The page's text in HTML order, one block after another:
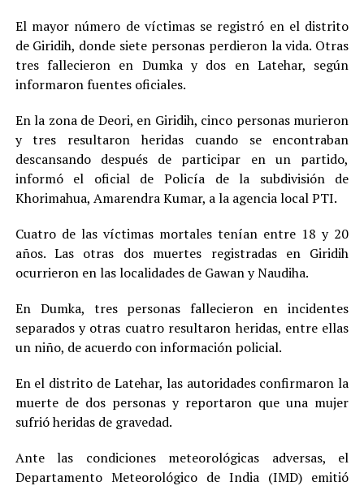
El mayor número de víctimas se registró en el distrito
de Giridih, donde siete personas perdieron la vida. Otras
tres fallecieron en Dumka y dos en Latehar, según
informaron fuentes oficiales.
En la zona de Deori, en Giridih, cinco personas murieron
y tres resultaron heridas cuando se encontraban
descansando después de participar en un partido,
informó el oficial de Policía de la subdivisión de
Khorimahua, Amarendra Kumar, a la agencia local PTI.
Cuatro de las víctimas mortales tenían entre 18 y 20
años. Las otras dos muertes registradas en Giridih
ocurrieron en las localidades de Gawan y Naudiha.
En Dumka, tres personas fallecieron en incidentes
separados y otras cuatro resultaron heridas, entre ellas
un niño, de acuerdo con información policial.
En el distrito de Latehar, las autoridades confirmaron la
muerte de dos personas y reportaron que una mujer
sufrió heridas de gravedad.
Ante las condiciones meteorológicas adversas, el
Departamento Meteorológico de India (IMD) emitió